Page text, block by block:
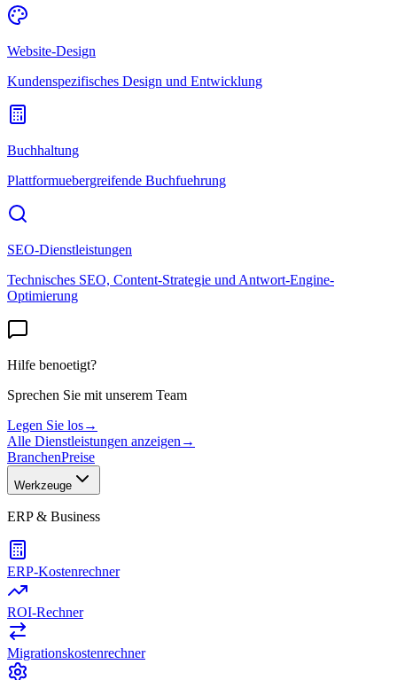
Website-Design
Kundenspezifisches Design und Entwicklung
Buchhaltung
Plattformuebergreifende Buchfuehrung
SEO-Dienstleistungen
Technisches SEO, Content-Strategie und Antwort-Engine-
Optimierung
Hilfe benoetigt?
Sprechen Sie mit unserem Team
Legen Sie los→
Alle Dienstleistungen anzeigen →
BranchenPreise
Werkzeuge
ERP & Business
ERP-Kostenrechner
ROI-Rechner
Migrationskostenrechner